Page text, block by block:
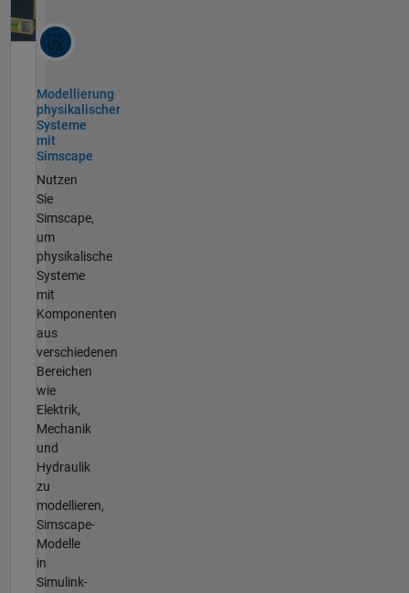
Modellierung
physikalischer
Systeme
mit
Simscape
Nutzen
Sie
Simscape,
um
physikalische
Systeme
mit
Komponenten
aus
verschiedenen
Bereichen
wie
Elektrik,
Mechanik
und
Hydraulik
zu
modellieren,
Simscape-
Modelle
in
Simulink-